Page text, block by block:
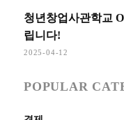
청년창업사관학교
립니다!
2025-04-12
POPULAR